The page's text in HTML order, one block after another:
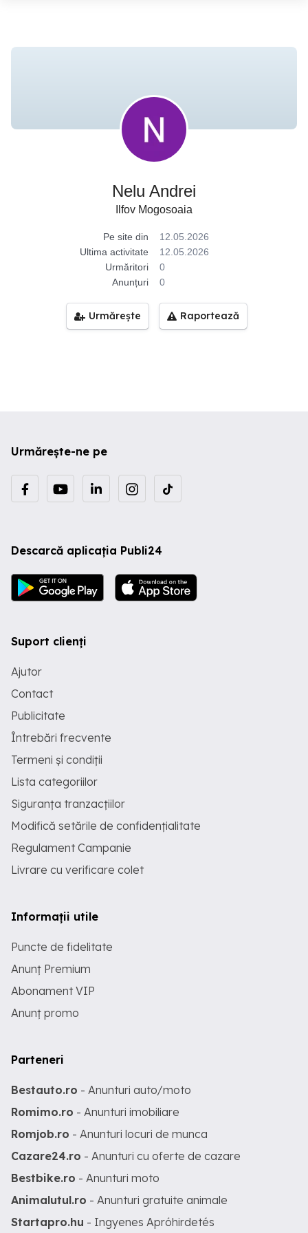
Nelu Andrei
Ilfov Mogosoaia
Pe site din
12.05.2026
Ultima activitate
12.05.2026
Urmăritori
0
Anunțuri
0
Urmărește Raportează
Urmărește-ne pe
Descarcă aplicația Publi24
Suport clienți
Ajutor
Contact
Publicitate
Întrebări frecvente
Termeni și condiții
Lista categoriilor
Siguranța tranzacțiilor
Modifică setările de confidențialitate
Regulament Campanie
Livrare cu verificare colet
Informații utile
Puncte de fidelitate
Anunț Premium
Abonament VIP
Anunț promo
Parteneri
Bestauto.ro - Anunturi auto/moto
Romimo.ro - Anunturi imobiliare
Romjob.ro - Anunturi locuri de munca
Cazare24.ro - Anunturi cu oferte de cazare
Bestbike.ro - Anunturi moto
Animalutul.ro - Anunturi gratuite animale
Startapro.hu - Ingyenes Apróhirdetés